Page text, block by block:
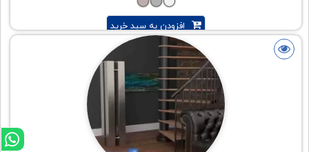
افزودن به سبد خرید